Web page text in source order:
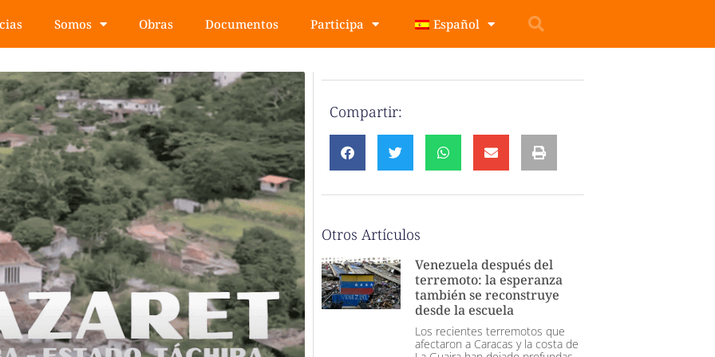
Somos Obras Documentos Participa Español
Compartir:
Otros Artículos
Venezuela después del
terremoto: la esperanza
también se reconstruye
desde la escuela
Los recientes terremotos que
afectaron a Caracas y la costa de